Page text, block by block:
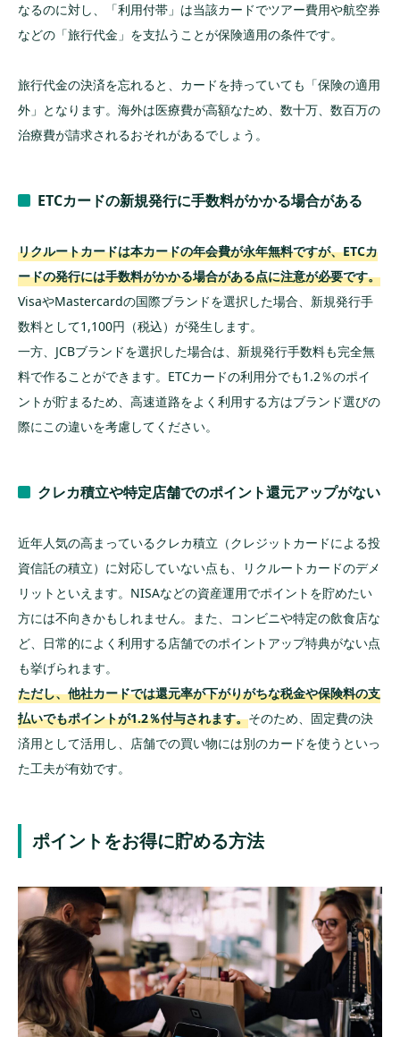
なるのに対し、「利用付帯」は当該カードでツアー費用や航空券
などの「旅行代金」を支払うことが保険適用の条件です。
旅行代金の決済を忘れると、カードを持っていても「保険の適用
外」となります。海外は医療費が高額なため、数十万、数百万の
治療費が請求されるおそれがあるでしょう。
ETCカードの新規発行に手数料がかかる場合がある
リクルートカードは本カードの年会費が永年無料ですが、ETCカ
ードの発行には手数料がかかる場合がある点に注意が必要です。
VisaやMastercardの国際ブランドを選択した場合、新規発行手
数料として1,100円（税込）が発生します。
一方、JCBブランドを選択した場合は、新規発行手数料も完全無
料で作ることができます。ETCカードの利用分でも1.2％のポイ
ントが貯まるため、高速道路をよく利用する方はブランド選びの
際にこの違いを考慮してください。
クレカ積立や特定店舗でのポイント還元アップがない
近年人気の高まっているクレカ積立（クレジットカードによる投
資信託の積立）に対応していない点も、リクルートカードのデメ
リットといえます。NISAなどの資産運用でポイントを貯めたい
方には不向きかもしれません。また、コンビニや特定の飲食店な
ど、日常的によく利用する店舗でのポイントアップ特典がない点
も挙げられます。
ただし、他社カードでは還元率が下がりがちな税金や保険料の支
払いでもポイントが1.2％付与されます。そのため、固定費の決
済用として活用し、店舗での買い物には別のカードを使うといっ
た工夫が有効です。
ポイントをお得に貯める方法